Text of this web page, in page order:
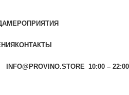
МЕРОПРИЯТИЯ
КОНТАКТЫ
INFO@PROVINO.STORE 10:00 – 22:00